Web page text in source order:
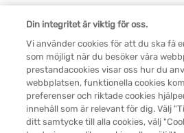
Legal SV
Cookie-
Kontakta oss
Din integritet är viktig för oss.
Vi använder cookies för att du ska få
som möjligt när du besöker våra
prestandacookies visar oss hur du
webbplatsen, funktionella cookies
preferenser och riktade cookies
innehåll som är relevant för dig. Välj
ditt samtycke till alla cookies, välj